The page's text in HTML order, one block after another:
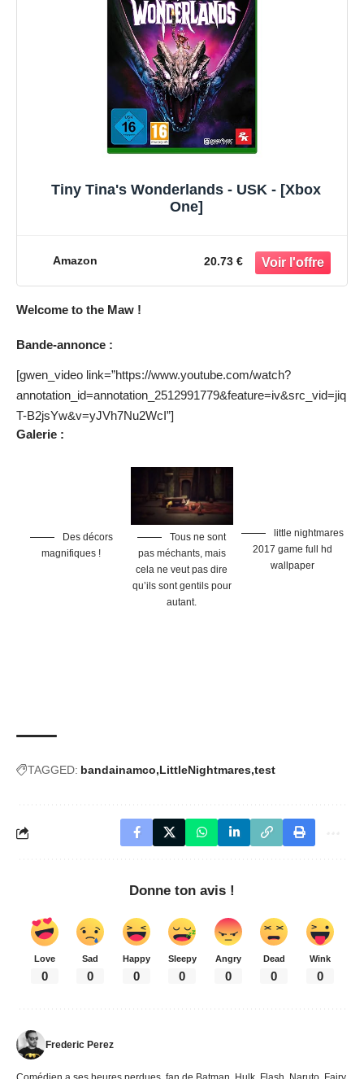
Tiny Tina's Wonderlands - USK - [Xbox
One]
Amazon 20.73 €
Welcome to the Maw !
Bande-annonce :
[gwen_video link=”https://www.youtube.com/watch?
annotation_id=annotation_2512991779&feature=iv&src_vid=jiq
T-B2jsYw&v=yJVh7Nu2WcI”]
Galerie :
Des décors
magnifiques !
Tous ne sont
pas méchants, mais
cela ne veut pas dire
qu’ils sont gentils pour
autant.
little nightmares
2017 game full hd
wallpaper
TAGGED: bandainamco LittleNightmares test
Donne ton avis !
Love
0
Sad
0
Happy
0
Sleepy
0
Angry
0
Dead
0
Wink
0
Frederic Perez